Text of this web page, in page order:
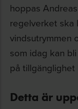
hoppas
regelverket ska
vindsutrymmen
som idag kan
på tillgänglighet
Detta är